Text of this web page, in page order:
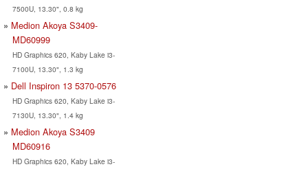
7500U, 13.30", 0.8 kg
Medion Akoya S3409-
MD60999
HD Graphics 620, Kaby Lake i3-
7100U, 13.30", 1.3 kg
Dell Inspiron 13 5370-0576
HD Graphics 620, Kaby Lake i3-
7130U, 13.30", 1.4 kg
Medion Akoya S3409
MD60916
HD Graphics 620, Kaby Lake i3-